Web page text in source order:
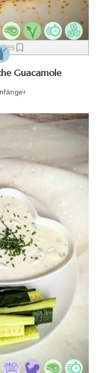
Guacamole